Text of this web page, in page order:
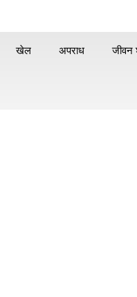
खेल अपराध जीवन